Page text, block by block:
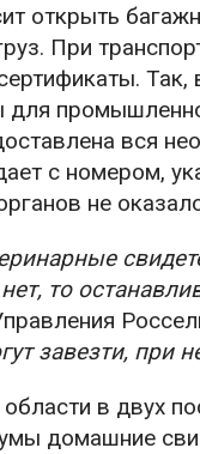
открыть
При
для
вся
с номером,
не
то
завезти, при
в двух
домашние